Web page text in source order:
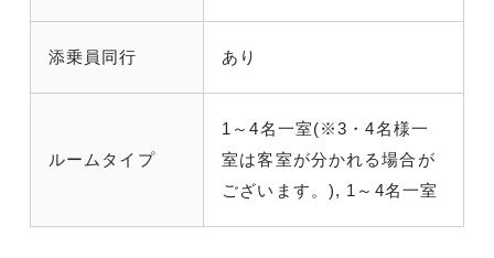
添乗員同行 あり
ルームタイプ
1～4名一室(※3・4名様一
室は客室が分かれる場合が
ございます。), 1～4名一室